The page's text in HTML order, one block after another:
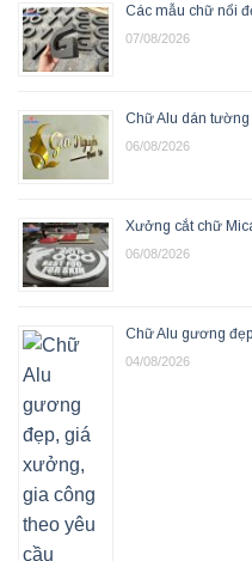
Các mẫu chữ nổi
07/08/2026
Chữ Alu dán
06/08/2026
Xưởng cắt chữ
06/08/2026
Chữ Alu gương
04/08/2026